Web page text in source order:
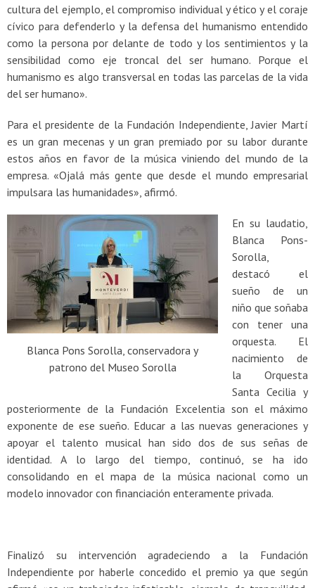
cultura del ejemplo, el compromiso individual y ético y el coraje
cívico para defenderlo y la defensa del humanismo entendido
como la persona por delante de todo y los sentimientos y la
sensibilidad como eje troncal del ser humano. Porque el
humanismo es algo transversal en todas las parcelas de la vida
del ser humano».
Para el presidente de la Fundación Independiente, Javier Martí
es un gran mecenas y un gran premiado por su labor durante
estos años en favor de la música viniendo del mundo de la
empresa. «Ojalá más gente que desde el mundo empresarial
impulsara las humanidades», afirmó.
Blanca Pons Sorolla, conservadora y
patrono del Museo Sorolla
En su laudatio,
Blanca Pons-
Sorolla,
destacó el
sueño de un
niño que soñaba
con tener una
orquesta. El
nacimiento de
la Orquesta
Santa Cecilia y
posteriormente de la Fundación Excelentia son el máximo
exponente de ese sueño. Educar a las nuevas generaciones y
apoyar el talento musical han sido dos de sus señas de
identidad. A lo largo del tiempo, continuó, se ha ido
consolidando en el mapa de la música nacional como un
modelo innovador con financiación enteramente privada.
Finalizó su intervención agradeciendo a la Fundación
Independiente por haberle concedido el premio ya que según